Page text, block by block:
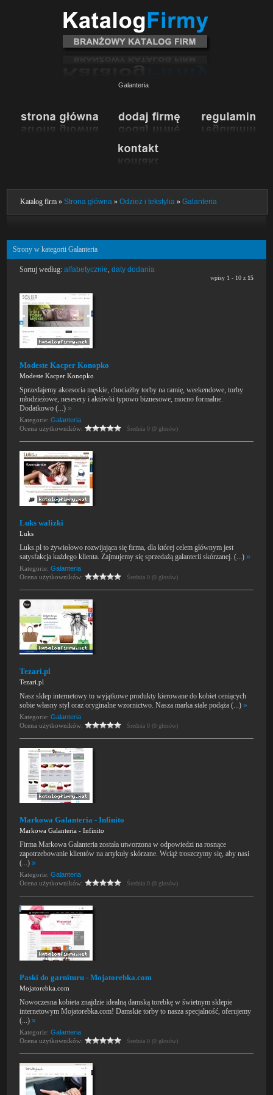
Galanteria
Katalog firm »Strona główna »Odzież i tekstylia »Galanteria
Strony w kategorii Galanteria
Sortuj według:alfabetycznie,daty dodania
wpisy 1 - 10 z 15
Modeste Kacper Konopko
Modeste Kacper Konopko
Sprzedajemy akcesoria męskie, chociażby torby na ramię, weekendowe, torby
młodzieżowe, nesesery i aktówki typowo biznesowe, mocno formalne.
Dodatkowo (...)»
Kategorie:Galanteria
Ocena użytkowników:
Średnia 0 (0 głosów)
Luks walizki
Luks
Luks.pl to żywiołowo rozwijająca się firma, dla której celem głównym jest
satysfakcja każdego klienta. Zajmujemy się sprzedażą galanterii skórzanej. (...)»
Kategorie:Galanteria
Ocena użytkowników:
Średnia 0 (0 głosów)
Tezari.pl
Tezari.pl
Nasz sklep internetowy to wyjątkowe produkty kierowane do kobiet ceniących
sobie własny styl oraz oryginalne wzornictwo. Nasza marka stale podąża (...)»
Kategorie:Galanteria
Ocena użytkowników:
Średnia 0 (0 głosów)
Markowa Galanteria - Infinito
Markowa Galanteria - Infinito
Firma Markowa Galanteria została utworzona w odpowiedzi na rosnące
zapotrzebowanie klientów na artykuły skórzane. Wciąż troszczymy się, aby nasi
(...)»
Kategorie:Galanteria
Ocena użytkowników:
Średnia 0 (0 głosów)
Paski do garnituru - Mojatorebka.com
Mojatorebka.com
Nowoczesna kobieta znajdzie idealną damską torebkę w świetnym sklepie
internetowym Mojatorebka.com! Damskie torby to nasza specjalność, oferujemy
(...)»
Kategorie:Galanteria
Ocena użytkowników:
Średnia 0 (0 głosów)